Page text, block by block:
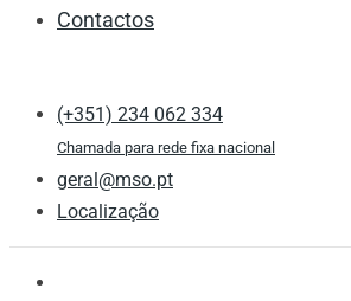
Contactos
(+351) 234 062 334
Chamada para rede fixa nacional
geral@mso.pt
Localização